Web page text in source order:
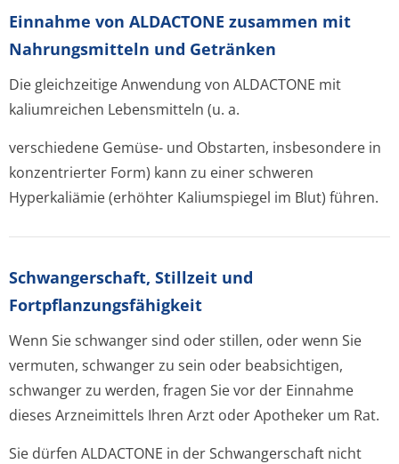
Einnahme von ALDACTONE zusammen mit
Nahrungsmitteln und Getränken
Die gleichzeitige Anwendung von ALDACTONE mit
kaliumreichen Lebensmitteln (u. a.
verschiedene Gemüse- und Obstarten, insbesondere in
konzentrierter Form) kann zu einer schweren
Hyperkaliämie (erhöhter Kaliumspiegel im Blut) führen.
Schwangerschaft, Stillzeit und
Fortpflanzungsfähig­keit
Wenn Sie schwanger sind oder stillen, oder wenn Sie
vermuten, schwanger zu sein oder beabsichtigen,
schwanger zu werden, fragen Sie vor der Einnahme
dieses Arzneimittels Ihren Arzt oder Apotheker um Rat.
Sie dürfen ALDACTONE in der Schwangerschaft nicht